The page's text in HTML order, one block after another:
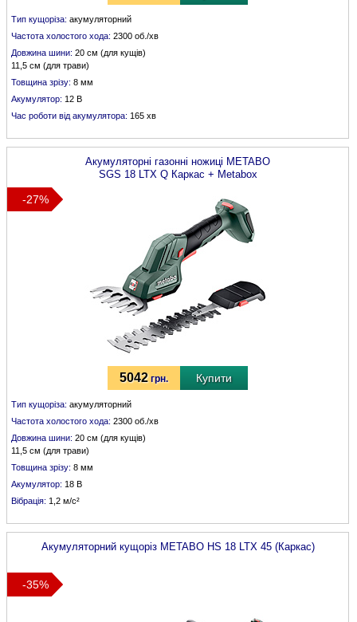
Тип кущоріза: акумуляторний
Частота холостого хода: 2300 об./хв
Довжина шини: 20 см (для кущів)
11,5 см (для трави)
Товщина зрізу: 8 мм
Акумулятор: 12 В
Час роботи від акумулятора: 165 хв
Акумуляторні газонні ножиці METABO
SGS 18 LTX Q Каркас + Metabox
-27%
5042грн. Купити
Тип кущоріза: акумуляторний
Частота холостого хода: 2300 об./хв
Довжина шини: 20 см (для кущів)
11,5 см (для трави)
Товщина зрізу: 8 мм
Акумулятор: 18 В
Вібрація: 1,2 м/с²
Акумуляторний кущоріз METABO HS 18 LTX 45 (Каркас)
-35%